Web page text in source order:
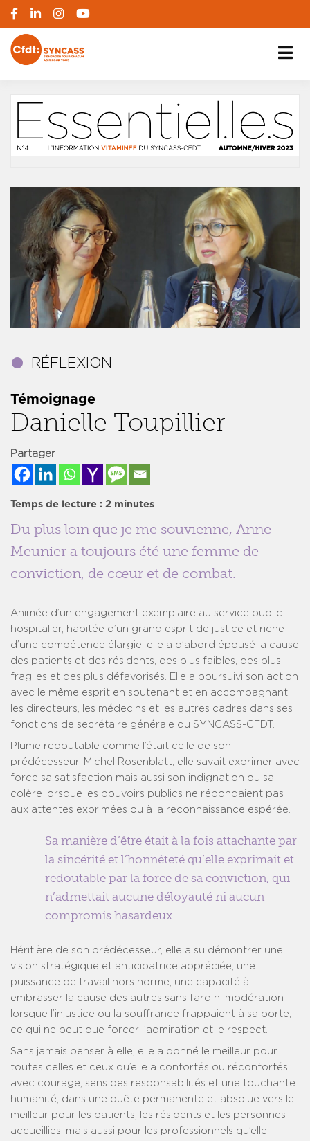
Témoignage
Danielle Toupillier
Partager
Temps de lecture : 2 minutes
Du plus loin que je me souvienne, Anne
Meunier a toujours été une femme de
conviction, de cœur et de combat.
Animée d’un engagement exemplaire au service public
hospitalier, habitée d’un grand esprit de justice et riche
d’une compétence élargie, elle a d’abord épousé la cause
des patients et des résidents, des plus faibles, des plus
fragiles et des plus défavorisés. Elle a poursuivi son action
avec le même esprit en soutenant et en accompagnant
les directeurs, les médecins et les autres cadres dans ses
fonctions de secrétaire générale du SYNCASS-CFDT.
Plume redoutable comme l’était celle de son
prédécesseur, Michel Rosenblatt, elle savait exprimer avec
force sa satisfaction mais aussi son indignation ou sa
colère lorsque les pouvoirs publics ne répondaient pas
aux attentes exprimées ou à la reconnaissance espérée.
Sa manière d’être était à la fois attachante par
la sincérité et l’honnêteté qu’elle exprimait et
redoutable par la force de sa conviction, qui
n’admettait aucune déloyauté ni aucun
compromis hasardeux.
Héritière de son prédécesseur, elle a su démontrer une
vision stratégique et anticipatrice appréciée, une
puissance de travail hors norme, une capacité à
embrasser la cause des autres sans fard ni modération
lorsque l’injustice ou la souffrance frappaient à sa porte,
ce qui ne peut que forcer l’admiration et le respect.
Sans jamais penser à elle, elle a donné le meilleur pour
toutes celles et ceux qu’elle a confortés ou réconfortés
avec courage, sens des responsabilités et une touchante
humanité, dans une quête permanente et absolue vers le
meilleur pour les patients, les résidents et les personnes
accueillies, mais aussi pour les professionnels qu’elle